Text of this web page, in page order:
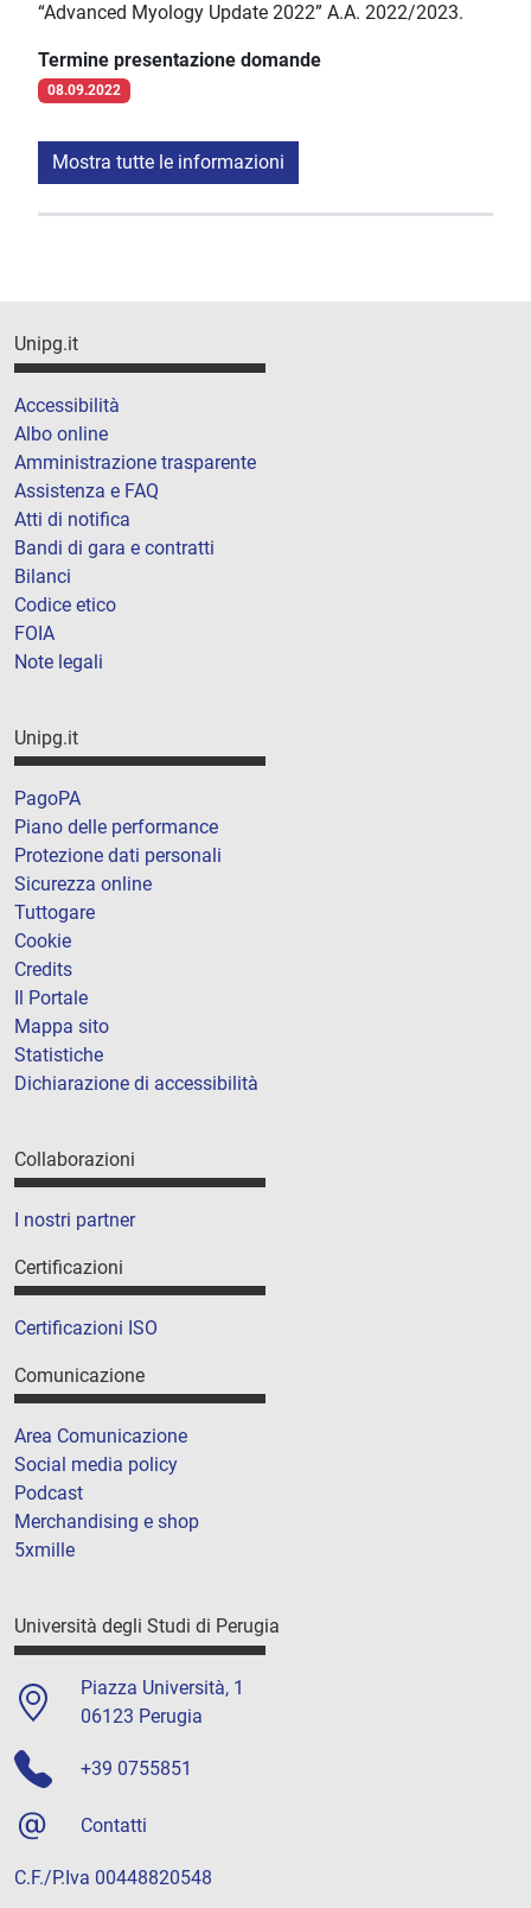
“Advanced Myology Update 2022” A.A. 2022/2023.
Termine presentazione domande
08.09.2022
Mostra tutte le informazioni
Unipg.it
Accessibilità
Albo online
Amministrazione trasparente
Assistenza e FAQ
Atti di notifica
Bandi di gara e contratti
Bilanci
Codice etico
FOIA
Note legali
Unipg.it
PagoPA
Piano delle performance
Protezione dati personali
Sicurezza online
Tuttogare
Cookie
Credits
Il Portale
Mappa sito
Statistiche
Dichiarazione di accessibilità
Collaborazioni
I nostri partner
Certificazioni
Certificazioni ISO
Comunicazione
Area Comunicazione
Social media policy
Podcast
Merchandising e shop
5xmille
Università degli Studi di Perugia
Piazza Università, 1
06123 Perugia
+39 0755851
Contatti
C.F./P.Iva 00448820548